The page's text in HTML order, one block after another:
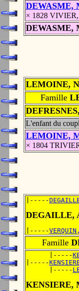
DEWASME,
× 1828 VIVIER,
DEWASME,
LEMOINE,
Famille
L'enfant du
LEMOINE,
× 1804
|-----
DEGAILLE,
|-----
Famille
      |-----
|-----
      |-----
KENSIERE,